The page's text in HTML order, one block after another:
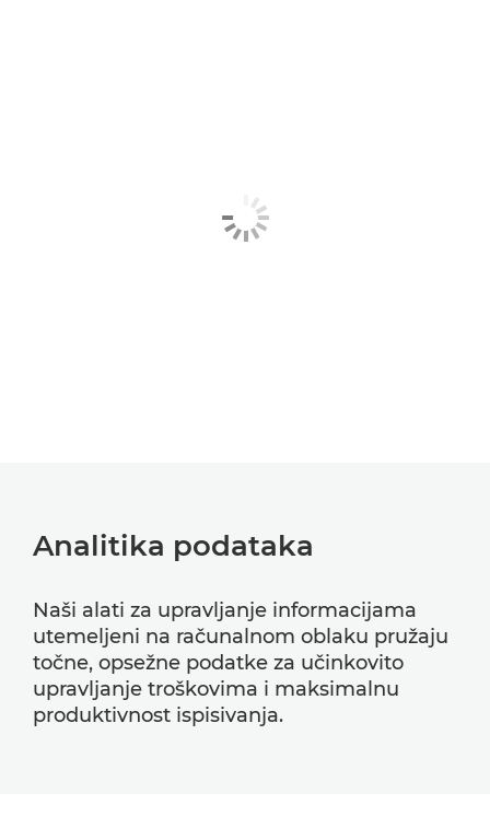
Analitika podataka
Naši alati za upravljanje informacijama
utemeljeni na računalnom oblaku pružaju
točne, opsežne podatke za učinkovito
upravljanje troškovima i maksimalnu
produktivnost ispisivanja.